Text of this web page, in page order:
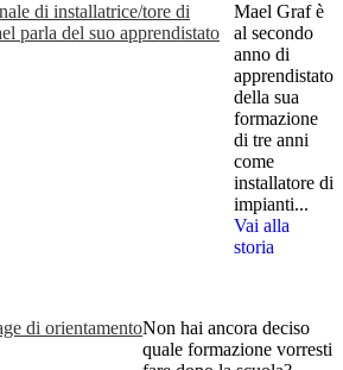
di installa­trice/tore di
parla del suo appren­distato
Mael Graf è
al secondo
anno di
apprendistato
della sua
formazione
di tre anni
come
installatore di
impianti...
Vai alla
storia
di orientamentoNon hai ancora deciso
quale formazione vorresti